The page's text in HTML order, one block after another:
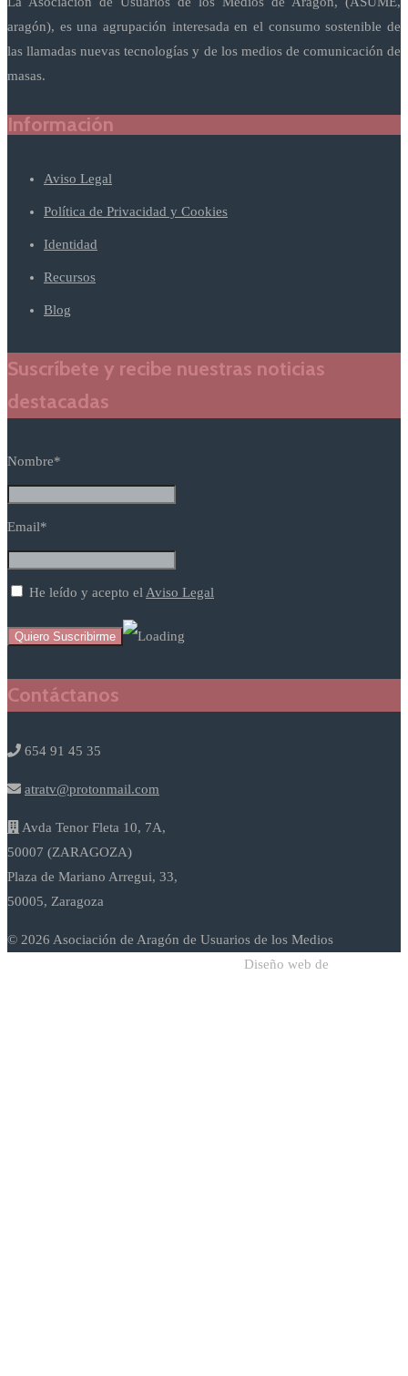
aragón), es una agrupación interesada en el consumo sostenible de
las llamadas nuevas tecnologías y de los medios de comunicación de
masas.
Información
Aviso Legal
Política de Privacidad y Cookies
Identidad
Recursos
Blog
Suscríbete y recibe nuestras noticias
destacadas
Nombre*
Email*
He leído y acepto elAviso Legal
Contáctanos
654 91 45 35
atratv@protonmail.com
Avda Tenor Fleta 10, 7A,
50007 (ZARAGOZA)
Plaza de Mariano Arregui, 33,
50005, Zaragoza
© 2026 Asociación de Aragón de Usuarios de los Medios
Diseño web de